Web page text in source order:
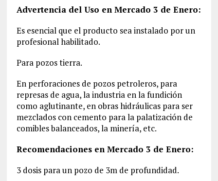
Advertencia del Uso en Mercado 3 de Enero:
Es esencial que el producto sea instalado por un
profesional habilitado.
Para pozos tierra.
En perforaciones de pozos petroleros, para
represas de agua, la industria en la fundición
como aglutinante, en obras hidráulicas para ser
mezclados con cemento para la palatización de
comibles balanceados, la minería, etc.
Recomendaciones en Mercado 3 de Enero:
3 dosis para un pozo de 3m de profundidad.